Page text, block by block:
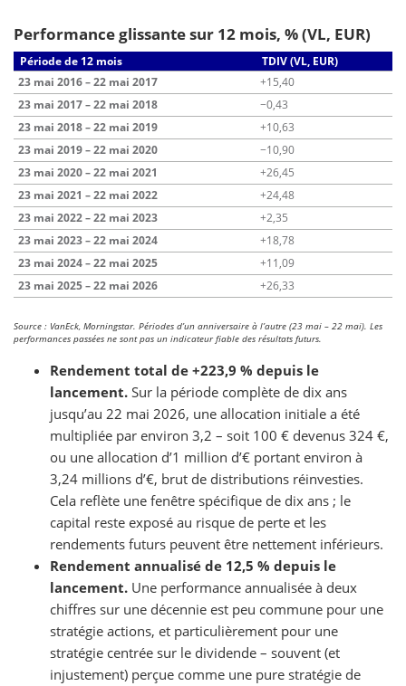
Performance glissante sur 12 mois, % (VL, EUR)
Période de 12 mois
TDIV (VL, EUR)
23 mai 2016 – 22 mai 2017
+15,40
23 mai 2017 – 22 mai 2018
−0,43
23 mai 2018 – 22 mai 2019
+10,63
23 mai 2019 – 22 mai 2020
−10,90
23 mai 2020 – 22 mai 2021
+26,45
23 mai 2021 – 22 mai 2022
+24,48
23 mai 2022 – 22 mai 2023
+2,35
23 mai 2023 – 22 mai 2024
+18,78
23 mai 2024 – 22 mai 2025
+11,09
23 mai 2025 – 22 mai 2026
+26,33
Source : VanEck, Morningstar. Périodes d’un anniversaire à l’autre (23 mai – 22 mai). Les
performances passées ne sont pas un indicateur fiable des résultats futurs.
Rendement total de +223,9 % depuis le
lancement. Sur la période complète de dix ans
jusqu’au 22 mai 2026, une allocation initiale a été
multipliée par environ 3,2 – soit 100 € devenus 324 €,
ou une allocation d’1 million d’€ portant environ à
3,24 millions d’€, brut de distributions réinvesties.
Cela reflète une fenêtre spécifique de dix ans ; le
capital reste exposé au risque de perte et les
rendements futurs peuvent être nettement inférieurs.
Rendement annualisé de 12,5 % depuis le
lancement. Une performance annualisée à deux
chiffres sur une décennie est peu commune pour une
stratégie actions, et particulièrement pour une
stratégie centrée sur le dividende – souvent (et
injustement) perçue comme une pure stratégie de